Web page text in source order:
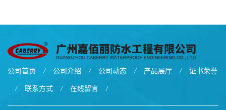
公司首页 / 公司介绍 / 公司动态 / 产品展厅 / 证书荣誉
/ 联系方式 / 在线留言 /